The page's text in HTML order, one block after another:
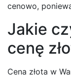
cenowo,
Jakie
cenę
Cena złota w